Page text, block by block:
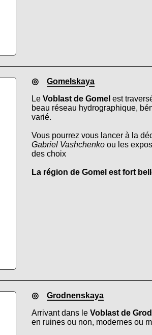
◎ Gomelskaya
Le Voblast de Gomel est
beau réseau hydrographique,
varié.
Vous pourrez vous lancer à la
Gabriel Vashchenko ou les
des choix
La région de Gomel est fort
◎ Grodnenskaya
Arrivant dans le Voblast de
en ruines ou non, modernes ou